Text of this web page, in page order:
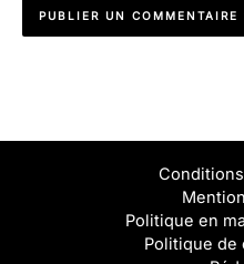
Politique en
Politique de